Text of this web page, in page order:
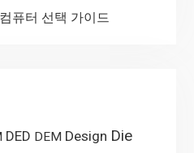
퓨터 선택 가이드
DED DEM Design Die